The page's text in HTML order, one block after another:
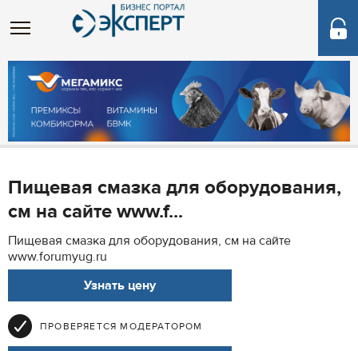
Пищевая смазка для оборудования,
см на сайте www.f...
Пищевая смазка для оборудования, см на сайте
www.forumyug.ru
Узнать цену
ПРОВЕРЯЕТСЯ МОДЕРАТОРОМ